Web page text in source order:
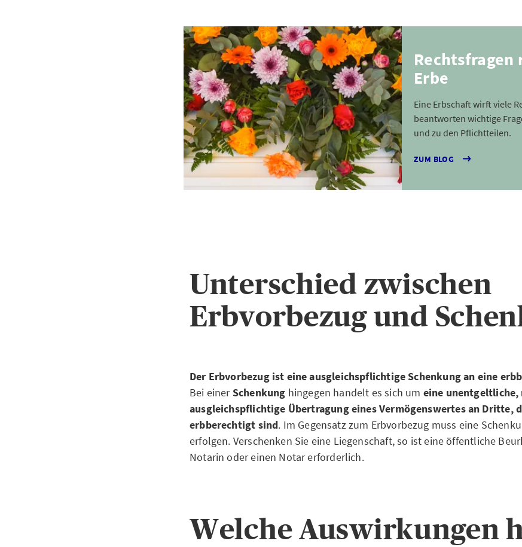
Rechtsfragen
Erbe
Eine Erbschaft wirft viele
beantworten wichtige
und zu den Pflichtteilen.
ZUM BLOG
Unterschied zwischen
Erbvorbezug und
Der Erbvorbezug ist eine ausgleichspflichtige Schenkung an eine
Bei einerSchenkung hingegen handelt es sich um eine unentgeltliche,
ausgleichspflichtige Übertragung eines Vermögenswertes an Dritte,
erbberechtigt sind. Im Gegensatz zum Erbvorbezug muss eine
erfolgen. Verschenken Sie eine Liegenschaft, so ist eine öffentliche
Notarin oder einen Notar erforderlich.
Welche Auswirkungen